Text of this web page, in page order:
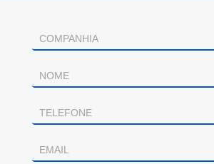
Contacto